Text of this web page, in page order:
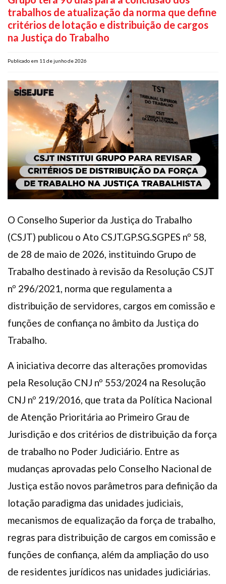
trabalhos de atualização da norma que define
critérios de lotação e distribuição de cargos
na Justiça do Trabalho
Publicado em 11 de junho de 2026
O Conselho Superior da Justiça do Trabalho
(CSJT) publicou o Ato CSJT.GP.SG.SGPES nº 58,
de 28 de maio de 2026, instituindo Grupo de
Trabalho destinado à revisão da Resolução CSJT
nº 296/2021, norma que regulamenta a
distribuição de servidores, cargos em comissão e
funções de confiança no âmbito da Justiça do
Trabalho.
A iniciativa decorre das alterações promovidas
pela Resolução CNJ nº 553/2024 na Resolução
CNJ nº 219/2016, que trata da Política Nacional
de Atenção Prioritária ao Primeiro Grau de
Jurisdição e dos critérios de distribuição da força
de trabalho no Poder Judiciário. Entre as
mudanças aprovadas pelo Conselho Nacional de
Justiça estão novos parâmetros para definição da
lotação paradigma das unidades judiciais,
mecanismos de equalização da força de trabalho,
regras para distribuição de cargos em comissão e
funções de confiança, além da ampliação do uso
de residentes jurídicos nas unidades judiciárias.
Plano de Saúde
Assistência Funeral
Pós-graduação
FacebookInstagramTwitter